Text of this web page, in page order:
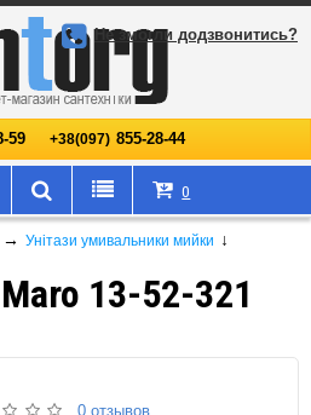
59 +38(097) 855-28-44
Не змогли додзвонитись?
0
→ Унітази умивальники мийки ↓
13-52-321
0 отзывов